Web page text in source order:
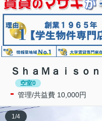
ＳｈａＭａｉｓｏ
空室0
- 管理/共益費 10,000円
1/4